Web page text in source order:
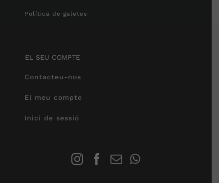
Política de galetes
EL SEU COMPTE
Contacteu-nos
El meu compte
Inici de sessió